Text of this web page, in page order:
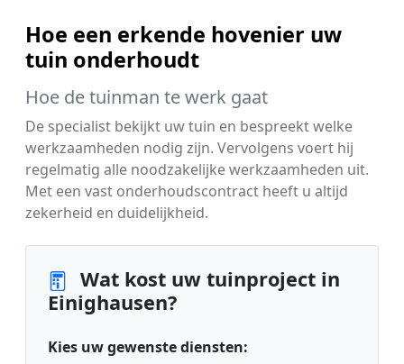
Hoe een erkende hovenier uw
tuin onderhoudt
Hoe de tuinman te werk gaat
De specialist bekijkt uw tuin en bespreekt welke
werkzaamheden nodig zijn. Vervolgens voert hij
regelmatig alle noodzakelijke werkzaamheden uit.
Met een vast onderhoudscontract heeft u altijd
zekerheid en duidelijkheid.
Wat kost uw tuinproject in
Einighausen?
Kies uw gewenste diensten: